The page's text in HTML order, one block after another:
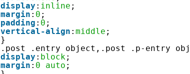
display : inline ;
margin : 0 ;
padding : 0 ;
vertical-align : middle ;
}
.post .entry object,.post .p-entry
display : block;
margin : 0 auto ;